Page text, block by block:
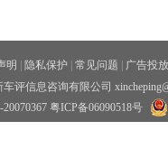
明 隐私保护 常见问题
广告投放
评信息咨询有限公司
粤ICP备06090518号